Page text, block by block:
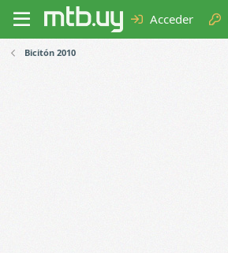
Acceder
Bicitón 2010